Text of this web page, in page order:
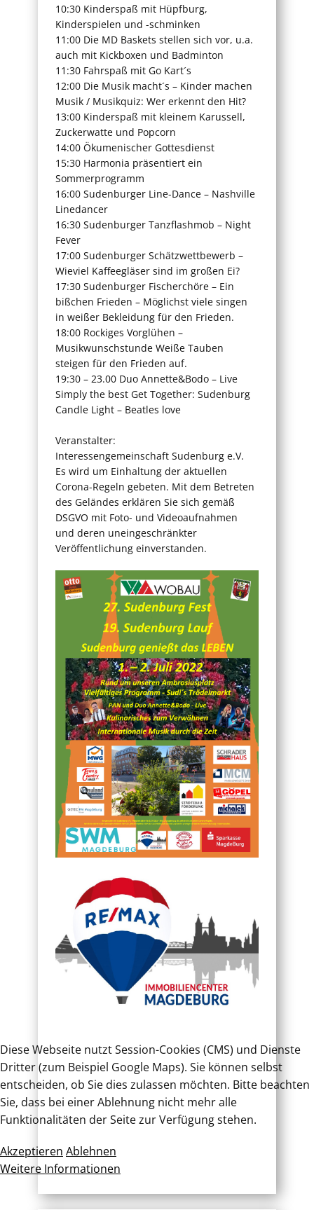
10:30 Kinderspaß mit Hüpfburg,
Kinderspielen und -schminken
11:00 Die MD Baskets stellen sich vor, u.a.
auch mit Kickboxen und Badminton
11:30 Fahrspaß mit Go Kart´s
12:00 Die Musik macht´s – Kinder machen
Musik / Musikquiz: Wer erkennt den Hit?
13:00 Kinderspaß mit kleinem Karussell,
Zuckerwatte und Popcorn
14:00 Ökumenischer Gottesdienst
15:30 Harmonia präsentiert ein
Sommerprogramm
16:00 Sudenburger Line-Dance – Nashville
Linedancer
16:30 Sudenburger Tanzflashmob – Night
Fever
17:00 Sudenburger Schätzwettbewerb –
Wieviel Kaffeegläser sind im großen Ei?
17:30 Sudenburger Fischerchöre – Ein
bißchen Frieden – Möglichst viele singen
in weißer Bekleidung für den Frieden.
18:00 Rockiges Vorglühen –
Musikwunschstunde Weiße Tauben
steigen für den Frieden auf.
19:30 – 23.00 Duo Annette&Bodo – Live
Simply the best Get Together: Sudenburg
Candle Light – Beatles love
Veranstalter:
Interessengemeinschaft Sudenburg e.V.
Es wird um Einhaltung der aktuellen
Corona-Regeln gebeten. Mit dem Betreten
des Geländes erklären Sie sich gemäß
DSGVO mit Foto- und Videoaufnahmen
und deren uneingeschränkter
Veröffentlichung einverstanden.
Diese Webseite nutzt Session-Cookies (CMS) und Dienste
Dritter (zum Beispiel Google Maps). Sie können selbst
entscheiden, ob Sie dies zulassen möchten. Bitte beachten
Sie, dass bei einer Ablehnung nicht mehr alle
Funktionalitäten der Seite zur Verfügung stehen.
Akzeptieren Ablehnen
Weitere Informationen